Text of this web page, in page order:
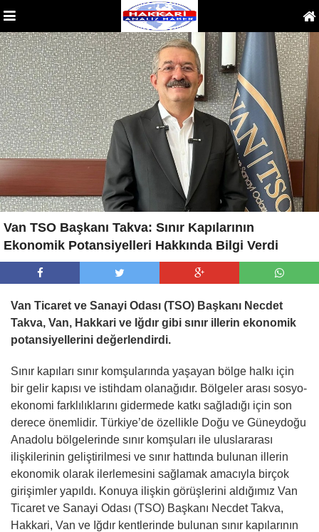
Van TSO Başkanı Takva: Sınır Kapılarının
Ekonomik Potansiyelleri Hakkında Bilgi Verdi
Van Ticaret ve Sanayi Odası (TSO) Başkanı Necdet
Takva, Van, Hakkari ve Iğdır gibi sınır illerin ekonomik
potansiyellerini değerlendirdi.
Sınır kapıları sınır komşularında yaşayan bölge halkı için
bir gelir kapısı ve istihdam olanağıdır. Bölgeler arası sosyo-
ekonomi farklılıklarını gidermede katkı sağladığı için son
derece önemlidir. Türkiye’de özellikle Doğu ve Güneydoğu
Anadolu bölgelerinde sınır komşuları ile uluslararası
ilişkilerinin geliştirilmesi ve sınır hattında bulunan illerin
ekonomik olarak ilerlemesini sağlamak amacıyla birçok
girişimler yapıldı. Konuya ilişkin görüşlerini aldığımız Van
Ticaret ve Sanayi Odası (TSO) Başkanı Necdet Takva,
Hakkari, Van ve Iğdır kentlerinde bulunan sınır kapılarının